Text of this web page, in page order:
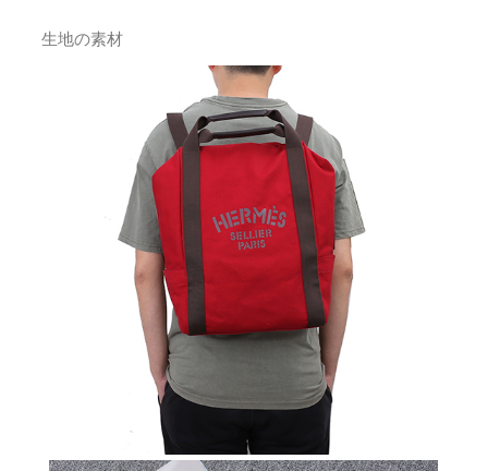
生地の素材